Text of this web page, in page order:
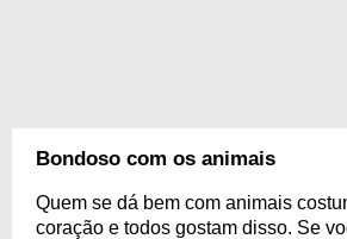
Bondoso com os animais
Quem se dá bem com animais
coração e todos gostam disso. Se